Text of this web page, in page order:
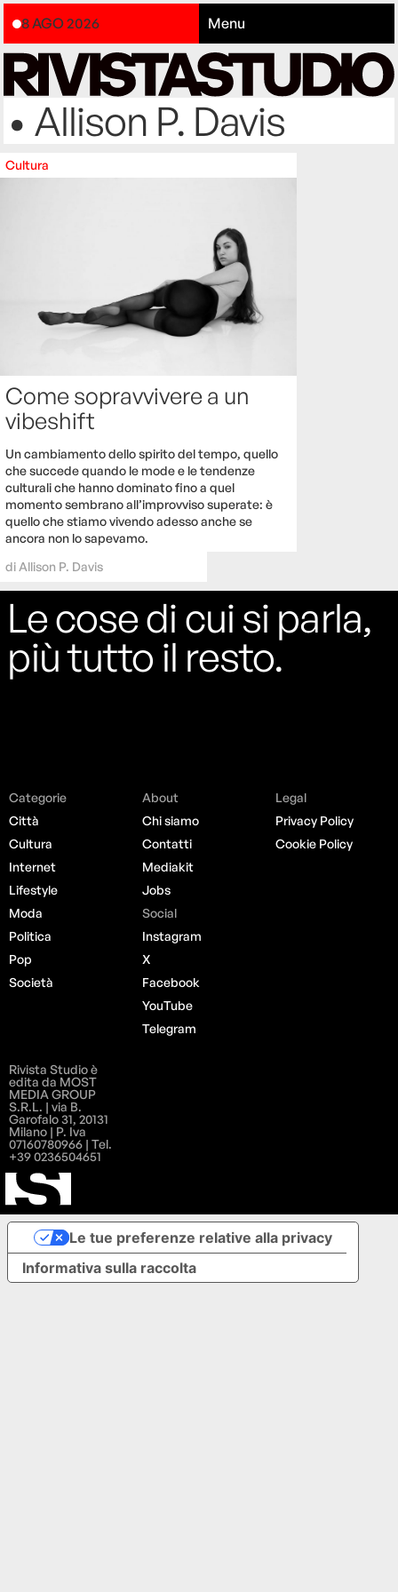
8 AGO 2026 Menu
• Allison P. Davis
Cultura
Come sopravvivere a un
vibeshift
Un cambiamento dello spirito del tempo, quello
che succede quando le mode e le tendenze
culturali che hanno dominato fino a quel
momento sembrano all’improvviso superate: è
quello che stiamo vivendo adesso anche se
ancora non lo sapevamo.
di Allison P. Davis
Le cose di cui si parla,
più tutto il resto.
Categorie
Città
Cultura
Internet
Lifestyle
Moda
Politica
Pop
Società
About
Chi siamo
Contatti
Mediakit
Jobs
Social
Instagram
X
Facebook
YouTube
Telegram
Legal
Privacy Policy
Cookie Policy
Rivista Studio è
edita da MOST
MEDIA GROUP
S.R.L. | via B.
Garofalo 31, 20131
Milano | P. Iva
07160780966 | Tel.
+39 0236504651
Informativa sulla raccolta
Le tue preferenze relative alla privacy